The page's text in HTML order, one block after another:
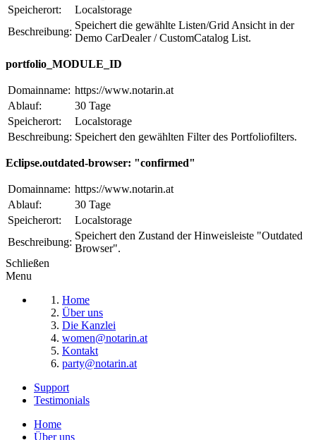
Speicherort:
Localstorage
Beschreibung:
Speichert die gewählte Listen/Grid Ansicht in der
Demo CarDealer / CustomCatalog List.
portfolio_MODULE_ID
Domainname: https://www.notarin.at
Ablauf:
30 Tage
Speicherort:
Localstorage
Beschreibung: Speichert den gewählten Filter des Portfoliofilters.
Eclipse.outdated-browser: "confirmed"
Domainname: https://www.notarin.at
Ablauf:
30 Tage
Speicherort:
Localstorage
Beschreibung:
Speichert den Zustand der Hinweisleiste "Outdated
Browser".
Schließen
Menu
Home
Über uns
Die Kanzlei
women@notarin.at
Kontakt
party@notarin.at
Support
Testimonials
Home
Über uns